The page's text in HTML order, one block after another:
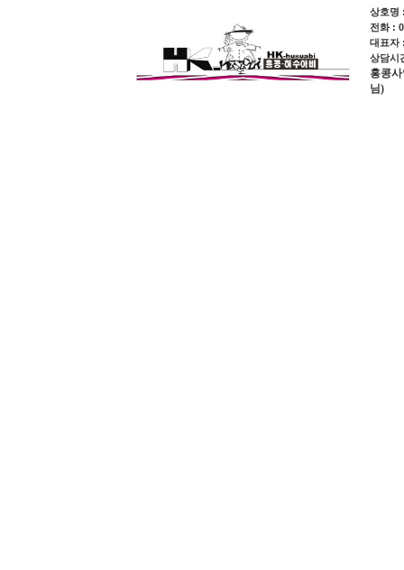
상호명
전화 :
대표자
상담시
홍콩
님)